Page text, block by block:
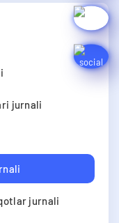
jurnali
jurnali